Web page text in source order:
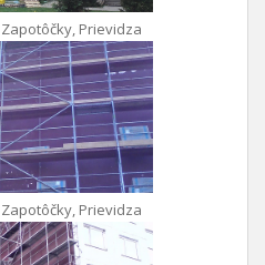
Prievidza
Prievidza